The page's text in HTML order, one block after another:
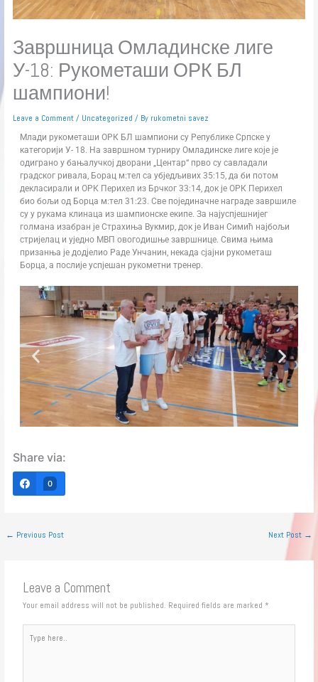
Завршница Омладинске лиге
У-18: Рукометаши ОРК БЛ
шампиони!
Leave a Comment / Uncategorized / By rukometni savez
Млади рукометаши ОРК БЛ шампиони су Републике Српске у
категорији У- 18. На завршном турниру Омладинске лиге које је
одиграно у бањалучкој дворани „Центар“ прво су савладали
градског ривала, Борац м:тел са убједљивих 35:15, да би потом
декласирали и ОРК Перихел из Брчког 33:14, док је ОРК Перихел
био бољи од Борца м:тел 31:23. Све појединачне награде завршиле
су у рукама клинаца из шампионске екипе. За најуспјешнијег
голмана изабран је Страхиња Вукмир, док је Иван Симић најбољи
стријелац и уједно МВП овогодишње завршнице. Свима њима
призанња је додјелио Раде Унчанин, некада сјајни рукометаш
Борца, а послије успјешан рукометни тренер.
Share via:
0
← Previous Post Next Post →
Leave a Comment
Your email address will not be published. Required fields are marked *
here..